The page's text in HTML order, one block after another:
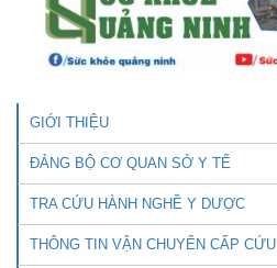
GIỚI THIỆU
ĐẢNG BỘ CƠ QUAN SỞ Y TẾ
TRA CỨU HÀNH NGHỀ Y DƯỢC
THÔNG TIN VẬN CHUYỂN CẤP CỨU